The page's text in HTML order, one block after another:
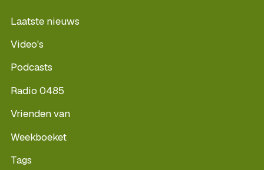
Laatste nieuws
Video's
Podcasts
Radio 0485
Vrienden van
Weekboeket
Tags